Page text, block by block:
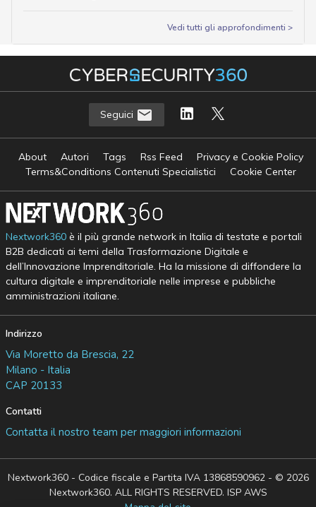
Vedi tutti gli approfondimenti >
Seguici
About Autori Tags Rss Feed
Privacy e Cookie Policy
Terms&Conditions Contenuti Specialistici
Cookie Center
Nextwork360è il più grande network in Italia di testate e portali
B2B dedicati ai temi della Trasformazione Digitale e
dell’Innovazione Imprenditoriale. Ha la missione di diffondere la
cultura digitale e imprenditoriale nelle imprese e pubbliche
amministrazioni italiane.
Indirizzo
Via Moretto da Brescia, 22
Milano - Italia
CAP 20133
Contatti
Contatta il nostro team per maggiori informazioni
Nextwork360 - Codice fiscale e Partita IVA 13868590962 - © 2026
Nextwork360. ALL RIGHTS RESERVED. ISP AWS